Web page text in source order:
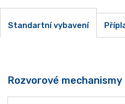
Standartní vybavení
Rozvorové mechanismy